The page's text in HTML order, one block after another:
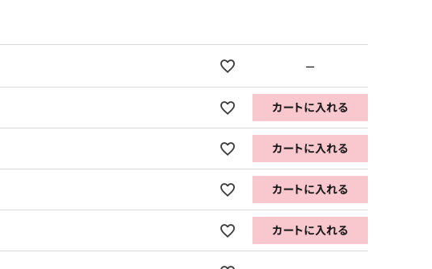
—
カートに入れる
カートに入れる
カートに入れる
カートに入れる